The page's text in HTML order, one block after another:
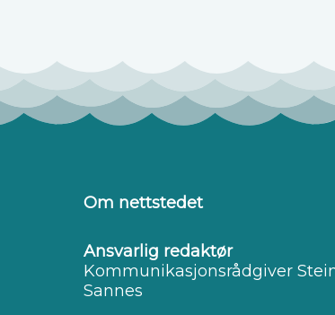
Om nettstedet
Ansvarlig redaktør
Kommunikasjonsrådgiver
Sannes